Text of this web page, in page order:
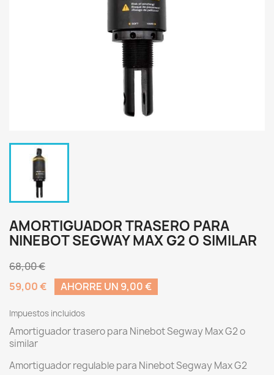
AMORTIGUADOR TRASERO PARA
NINEBOT SEGWAY MAX G2 O SIMILAR
68,00 €
59,00 €
AHORRE UN 9,00 €
Impuestos incluidos
Amortiguador trasero para Ninebot Segway Max G2 o
similar
Amortiguador regulable para Ninebot Segway Max G2